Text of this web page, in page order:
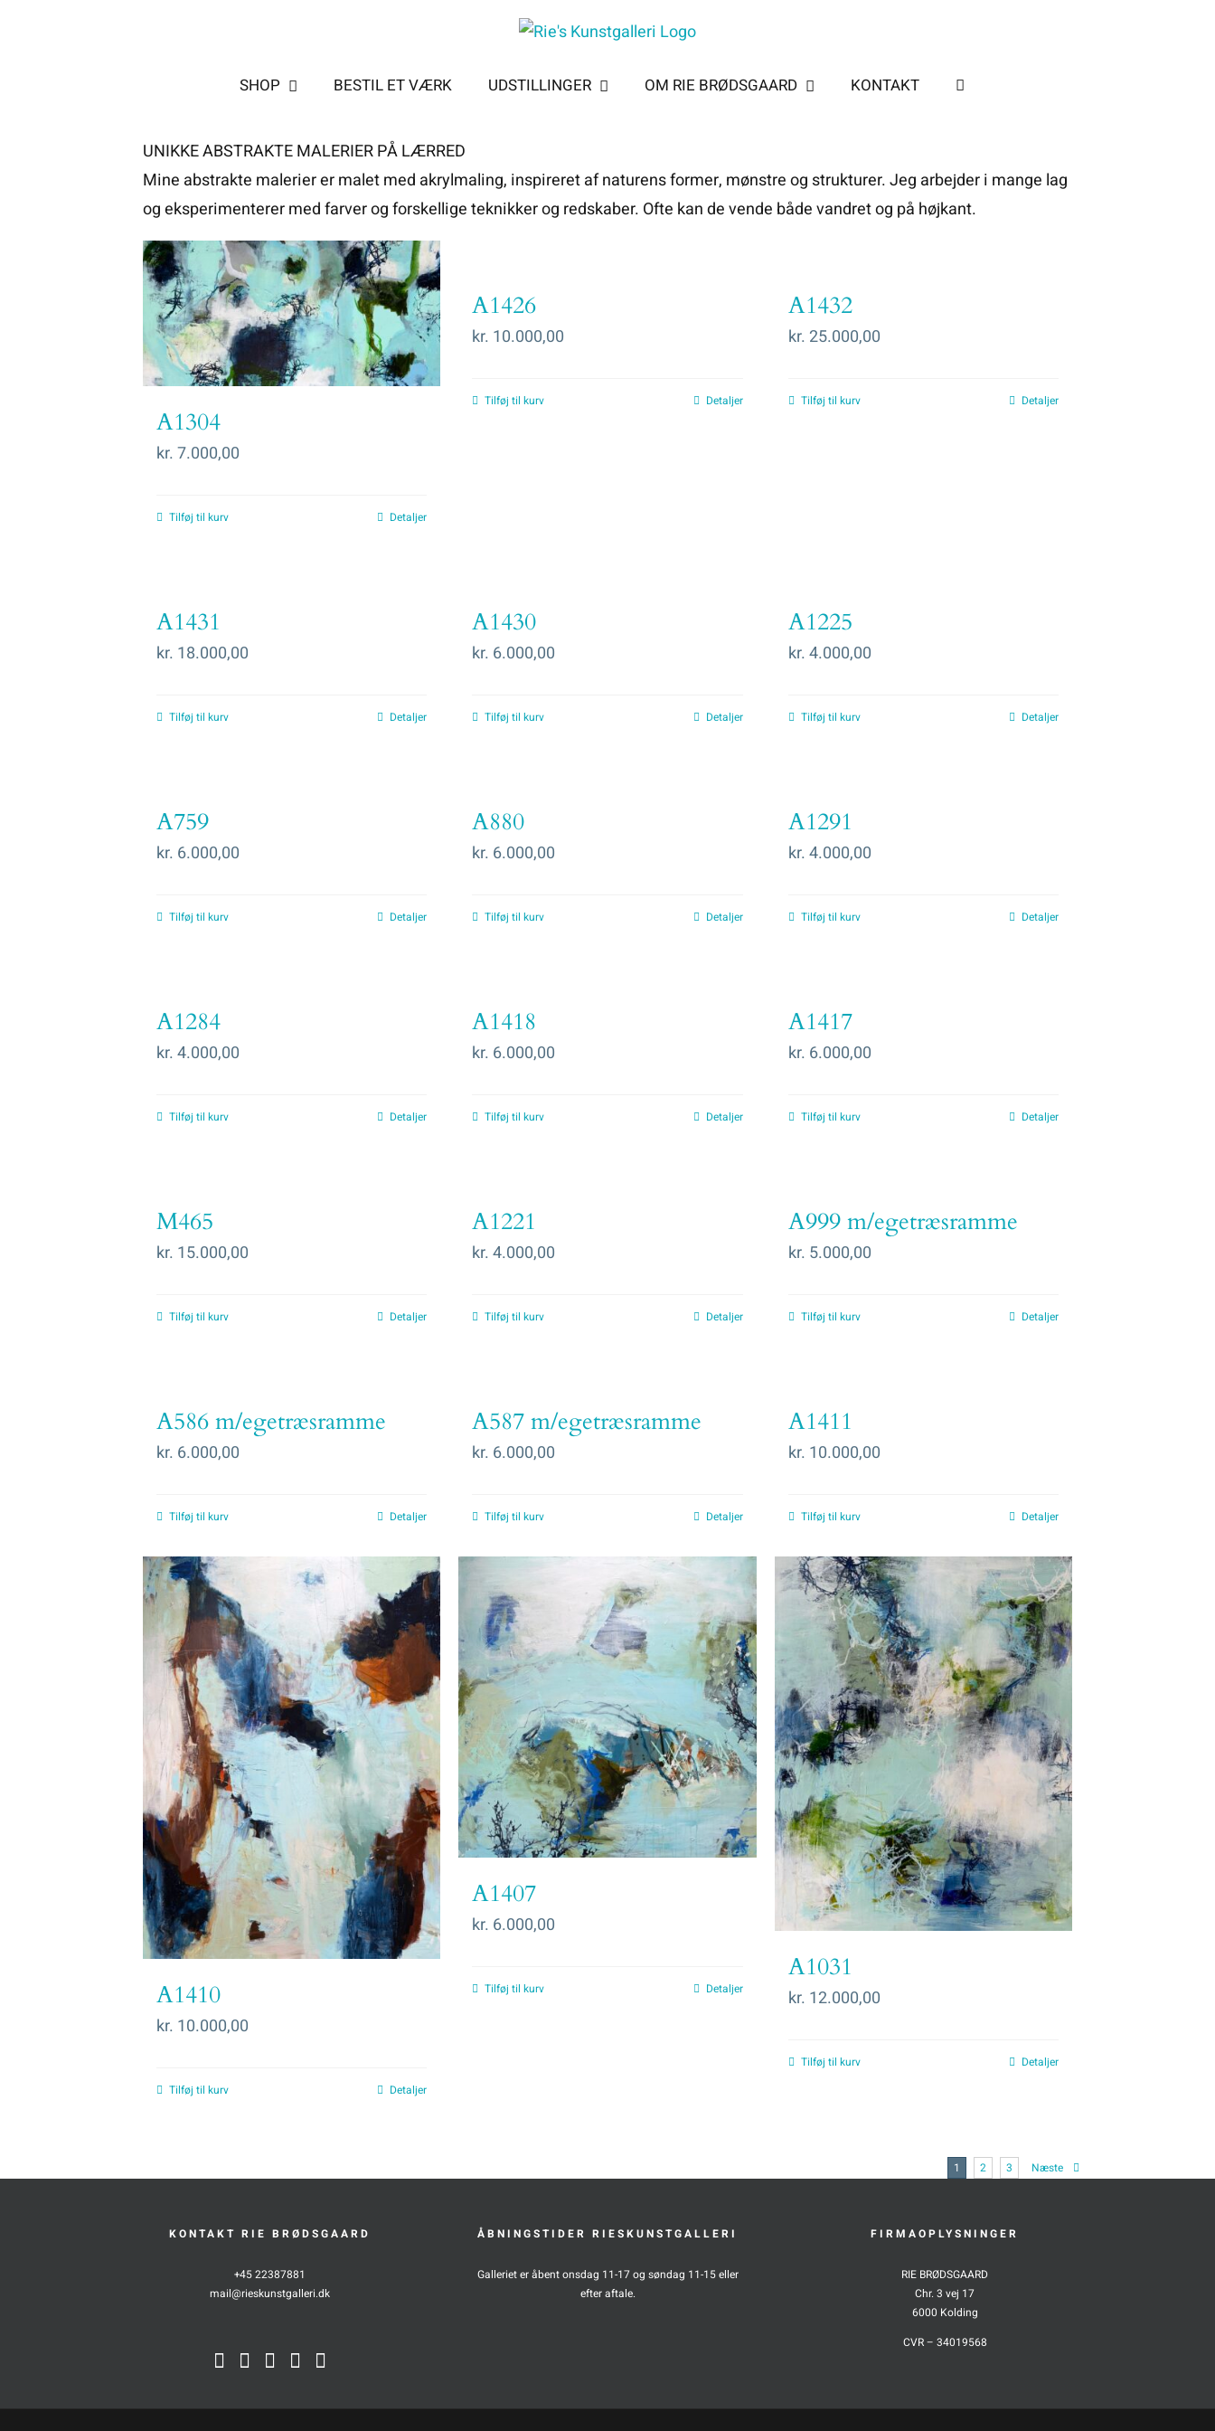
SHOP BESTIL ET VÆRK UDSTILLINGER OM RIE BRØDSGAARD KONTAKT
UNIKKE ABSTRAKTE MALERIER PÅ LÆRRED
Mine abstrakte malerier er malet med akrylmaling, inspireret af naturens former, mønstre og strukturer. Jeg arbejder i mange lag
og eksperimenterer med farver og forskellige teknikker og redskaber. Ofte kan de vende både vandret og på højkant.
A1304
kr.7.000,00
Tilføj til kurv Detaljer
A1426
kr. 10.000,00
Tilføj til kurv Detaljer
A1432
kr. 25.000,00
Tilføj til kurv Detaljer
A1431
kr. 18.000,00
Tilføj til kurv Detaljer
A1430
kr. 6.000,00
Tilføj til kurv Detaljer
A1225
kr.4.000,00
Tilføj til kurv Detaljer
A759
kr. 6.000,00
Tilføj til kurv Detaljer
A880
kr. 6.000,00
Tilføj til kurv Detaljer
A1291
kr.4.000,00
Tilføj til kurv Detaljer
A1284
kr.4.000,00
Tilføj til kurv Detaljer
A1418
kr. 6.000,00
Tilføj til kurv Detaljer
A1417
kr. 6.000,00
Tilføj til kurv Detaljer
M465
kr. 15.000,00
Tilføj til kurv Detaljer
A1221
kr.4.000,00
Tilføj til kurv Detaljer
A999 m/egetræsramme
kr. 5.000,00
Tilføj til kurv Detaljer
A586 m/egetræsramme
kr. 6.000,00
Tilføj til kurv Detaljer
A587 m/egetræsramme
kr. 6.000,00
Tilføj til kurv Detaljer
A1411
kr. 10.000,00
Tilføj til kurv Detaljer
A1410
kr. 10.000,00
Tilføj til kurv Detaljer
A1407
kr. 6.000,00
Tilføj til kurv Detaljer
A1031
kr. 12.000,00
Tilføj til kurv Detaljer
1 2 3 Næste
KONTAKT RIE BRØDSGAARD
+45 22387881
mail@rieskunstgalleri.dk
ÅBNINGSTIDER RIESKUNSTGALLERI
Galleriet er åbent onsdag 11-17 og søndag 11-15 eller
efter aftale.
FIRMAOPLYSNINGER
RIE BRØDSGAARD
Chr. 3 vej 17
6000 Kolding
CVR – 34019568